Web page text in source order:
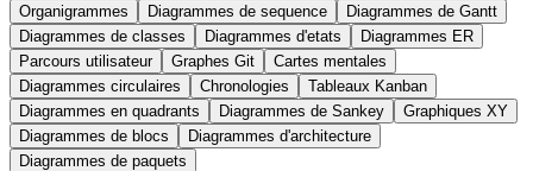
Organigrammes Diagrammes de sequence
Diagrammes de Gantt
Diagrammes de classes
Diagrammes d'etats
Diagrammes ER
Parcours utilisateur
Graphes Git
Cartes mentales
Diagrammes circulaires
Chronologies
Tableaux Kanban
Diagrammes en quadrants
Diagrammes de Sankey
Graphiques XY
Diagrammes de blocs
Diagrammes d'architecture
Diagrammes de paquets